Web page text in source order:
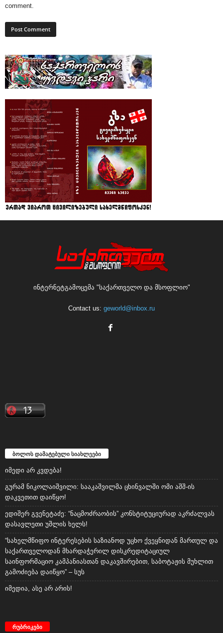
comment.
ინტერნეტგამოცემა "საქართველო და მსოფლიო"
Contact us: geworld@inbox.ru
ბოლოს დამატებული სიახლეები
იმედი არ კვდება!
გურამ ნიკოლაიშვილი: სააკაშვილმა ცხინვალში ომი აშშ-ის
დაკვეთით დაიწყო!
ედიშერ გვენეტაძე: “ნაცმოძრაობის” კონსტიტუციურად აკრძალვას
დასავლეთი უშლის ხელს!
“სახელმწიფო ინტერესების საზიანოდ უცხო ქვეყნიდან მართულ და
საქართველოდან მხარდაჭერილ დისკრედიტაციულ
საინფორმაციო კამპანიასთან დაკავშირებით, საბოტაჟის მუხლით
გამოძიება დაიწყო” – სუს
იმედია, ასე არ არის!
რუბრიკები